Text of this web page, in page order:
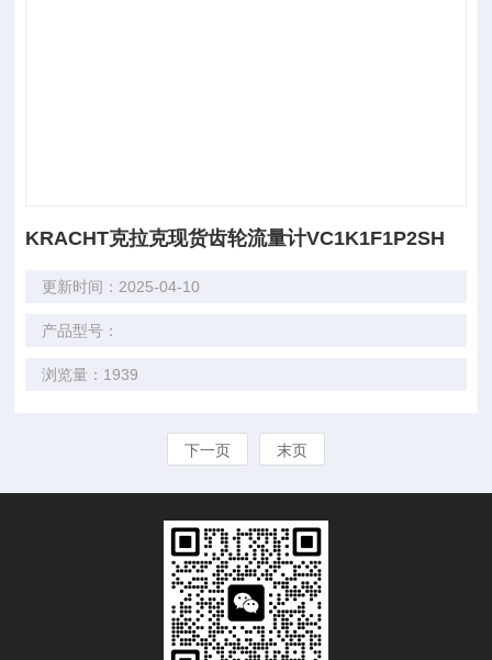
KRACHT克拉克现货齿轮流量计VC1K1F1P2SH
更新时间：2025-04-10
产品型号：
浏览量：1939
下一页 末页